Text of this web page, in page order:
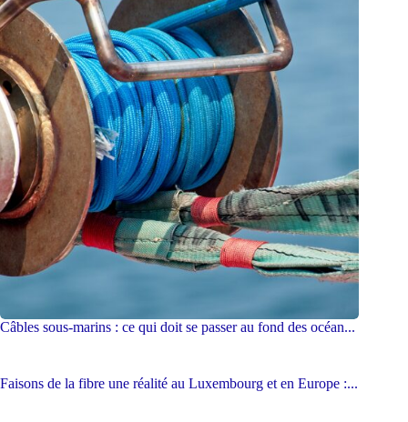
Câbles sous-marins : ce qui doit se passer au fond des océan...
Faisons de la fibre une réalité au Luxembourg et en Europe :...